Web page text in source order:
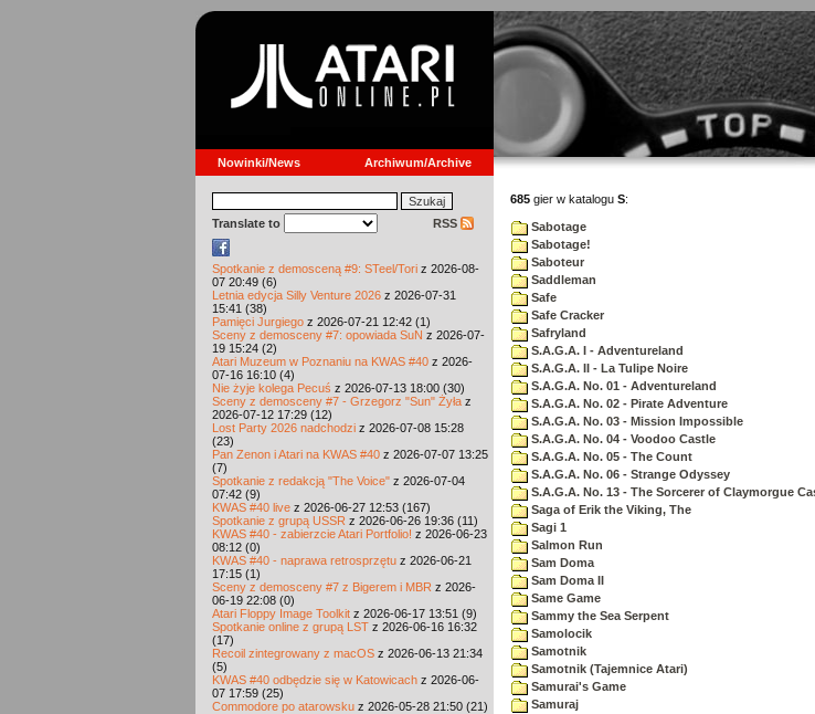
Nowinki/News Archiwum/Archive
Translate to RSS
Spotkanie z demosceną #9: STeel/Tori z 2026-08-
07 20:49 (6)
Letnia edycja Silly Venture 2026 z 2026-07-31
15:41 (38)
Pamięci Jurgiego z 2026-07-21 12:42 (1)
Sceny z demosceny #7: opowiada SuN z 2026-07-
19 15:24 (2)
Atari Muzeum w Poznaniu na KWAS #40 z 2026-
07-16 16:10 (4)
Nie żyje kolega Pecuś z 2026-07-13 18:00 (30)
Sceny z demosceny #7 - Grzegorz "Sun" Żyła z
2026-07-12 17:29 (12)
Lost Party 2026 nadchodzi z 2026-07-08 15:28
(23)
Pan Zenon i Atari na KWAS #40 z 2026-07-07 13:25
(7)
Spotkanie z redakcją "The Voice" z 2026-07-04
07:42 (9)
KWAS #40 live z 2026-06-27 12:53 (167)
Spotkanie z grupą USSR z 2026-06-26 19:36 (11)
KWAS #40 - zabierzcie Atari Portfolio! z 2026-06-23
08:12 (0)
KWAS #40 - naprawa retrosprzętu z 2026-06-21
17:15 (1)
Sceny z demosceny #7 z Bigerem i MBR z 2026-
06-19 22:08 (0)
Atari Floppy Image Toolkit z 2026-06-17 13:51 (9)
Spotkanie online z grupą LST z 2026-06-16 16:32
(17)
Recoil zintegrowany z macOS z 2026-06-13 21:34
(5)
KWAS #40 odbędzie się w Katowicach z 2026-06-
07 17:59 (25)
Commodore po atarowsku z 2026-05-28 21:50 (21)
685 gier w katalogu S:
Sabotage
Sabotage!
Saboteur
Saddleman
Safe
Safe Cracker
Safryland
S.A.G.A. I - Adventureland
S.A.G.A. II - La Tulipe Noire
S.A.G.A. No. 01 - Adventureland
S.A.G.A. No. 02 - Pirate Adventure
S.A.G.A. No. 03 - Mission Impossible
S.A.G.A. No. 04 - Voodoo Castle
S.A.G.A. No. 05 - The Count
S.A.G.A. No. 06 - Strange Odyssey
S.A.G.A. No. 13 - The Sorcerer of Claymorgue
Saga of Erik the Viking, The
Sagi 1
Salmon Run
Sam Doma
Sam Doma II
Same Game
Sammy the Sea Serpent
Samolocik
Samotnik
Samotnik (Tajemnice Atari)
Samurai's Game
Samuraj